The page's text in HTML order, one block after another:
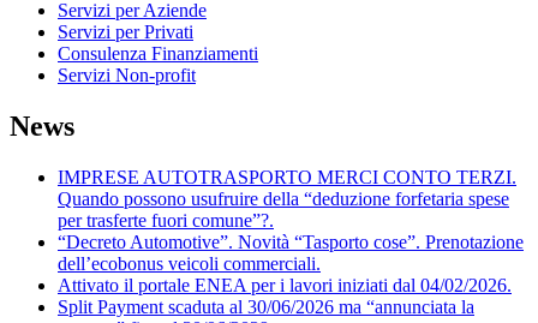
Servizi per Aziende
Servizi per Privati
Consulenza Finanziamenti
Servizi Non-profit
News
IMPRESE AUTOTRASPORTO MERCI CONTO TERZI.
Quando possono usufruire della “deduzione forfetaria spese
per trasferte fuori comune”?.
“Decreto Automotive”. Novità “Tasporto cose”. Prenotazione
dell’ecobonus veicoli commerciali.
Attivato il portale ENEA per i lavori iniziati dal 04/02/2026.
Split Payment scaduta al 30/06/2026 ma “annunciata la